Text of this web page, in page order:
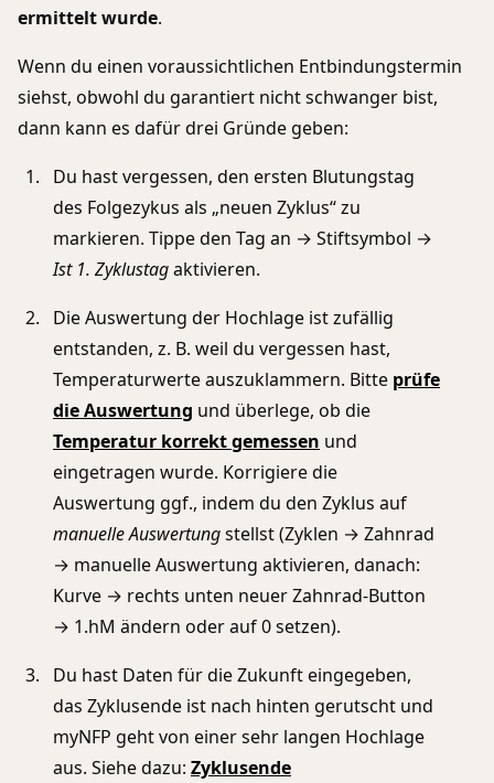
ermittelt wurde.
Wenn du einen voraussichtlichen Entbindungstermin
siehst, obwohl du garantiert nicht schwanger bist,
dann kann es dafür drei Gründe geben:
Du hast vergessen, den ersten Blutungstag
des Folgezykus als „neuen Zyklus“ zu
markieren. Tippe den Tag an → Stiftsymbol →
Ist 1. Zyklustagaktivieren.
Die Auswertung der Hochlage ist zufällig
entstanden, z. B. weil du vergessen hast,
Temperaturwerte auszuklammern. Bitte prüfe
die Auswertung und überlege, ob die
Temperatur korrekt gemessen und
eingetragen wurde. Korrigiere die
Auswertung ggf., indem du den Zyklus auf
manuelle Auswertungstellst (Zyklen → Zahnrad
→ manuelle Auswertung aktivieren, danach:
Kurve → rechts unten neuer Zahnrad-Button
→ 1.hM ändern oder auf 0 setzen).
Du hast Daten für die Zukunft eingegeben,
das Zyklusende ist nach hinten gerutscht und
myNFP geht von einer sehr langen Hochlage
aus. Siehe dazu: Zyklusende